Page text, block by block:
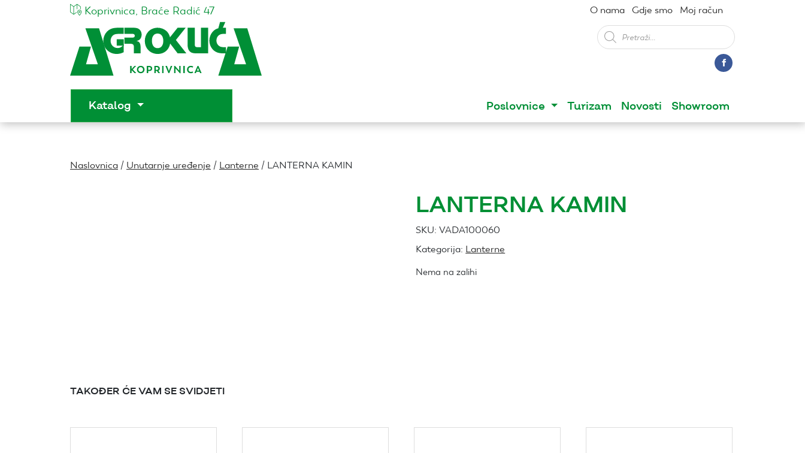
Koprivnica, Braće Radić 47 O nama Gdje smo
Moj račun
Products
search
Katalog Poslovnice Turizam Novosti Showroom
Naslovnica / Unutarnje uređenje / Lanterne / LANTERNA KAMIN
LANTERNA KAMIN
SKU:VADA100060
Kategorija: Lanterne
Nema na zalihi
TAKOĐER ĆE VAM SE SVIDJETI